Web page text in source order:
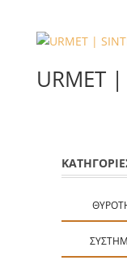
URMET |